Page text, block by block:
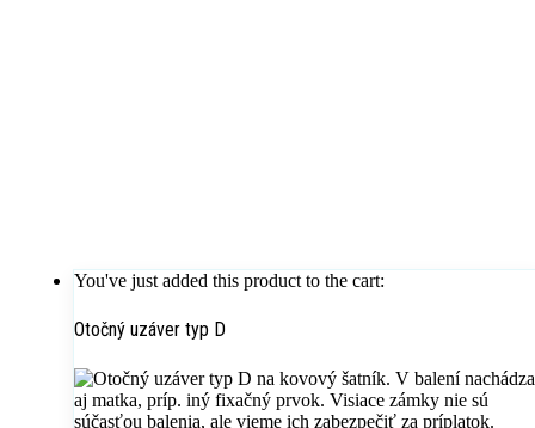
You've just added this product to the cart:
Otočný uzáver typ D